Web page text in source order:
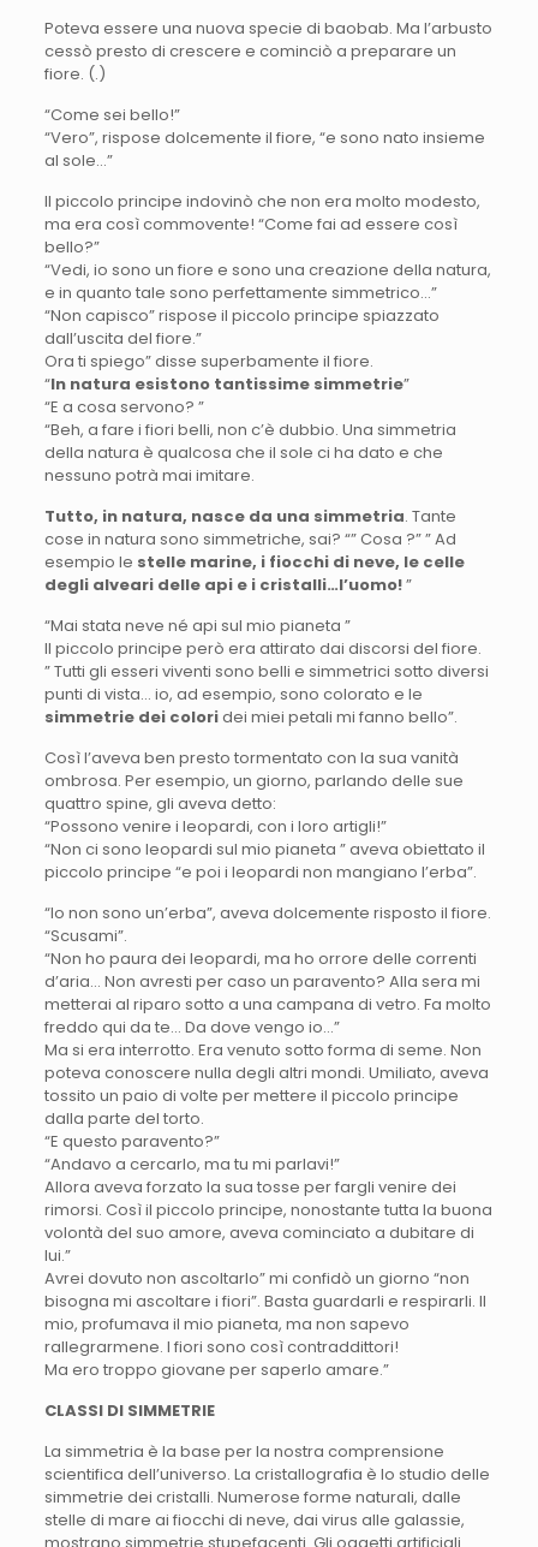
Poteva essere una nuova specie di baobab. Ma l’arbusto
cessò presto di crescere e cominciò a preparare un
fiore. (.)
“Come sei bello!”
“Vero”, rispose dolcemente il fiore, “e sono nato insieme
al sole…”
Il piccolo principe indovinò che non era molto modesto,
ma era così commovente! “Come fai ad essere così
bello?”
“Vedi, io sono un fiore e sono una creazione della natura,
e in quanto tale sono perfettamente simmetrico…”
“Non capisco” rispose il piccolo principe spiazzato
dall’uscita del fiore.”
Ora ti spiego” disse superbamente il fiore.
“In natura esistono tantissime simmetrie”
“E a cosa servono? ”
“Beh, a fare i fiori belli, non c’è dubbio. Una simmetria
della natura è qualcosa che il sole ci ha dato e che
nessuno potrà mai imitare.
Tutto, in natura, nasce da una simmetria. Tante
cose in natura sono simmetriche, sai? “” Cosa ?” ” Ad
esempio le stelle marine, i fiocchi di neve, le celle
degli alveari delle api e i cristalli…l’uomo!”
“Mai stata neve né api sul mio pianeta ”
Il piccolo principe però era attirato dai discorsi del fiore.
” Tutti gli esseri viventi sono belli e simmetrici sotto diversi
punti di vista… io, ad esempio, sono colorato e le
simmetrie dei coloridei miei petali mi fanno bello”.
Così l’aveva ben presto tormentato con la sua vanità
ombrosa. Per esempio, un giorno, parlando delle sue
quattro spine, gli aveva detto:
“Possono venire i leopardi, con i loro artigli!”
“Non ci sono leopardi sul mio pianeta ” aveva obiettato il
piccolo principe “e poi i leopardi non mangiano l’erba”.
“Io non sono un’erba”, aveva dolcemente risposto il fiore.
“Scusami”.
“Non ho paura dei leopardi, ma ho orrore delle correnti
d’aria… Non avresti per caso un paravento? Alla sera mi
metterai al riparo sotto a una campana di vetro. Fa molto
freddo qui da te… Da dove vengo io…”
Ma si era interrotto. Era venuto sotto forma di seme. Non
poteva conoscere nulla degli altri mondi. Umiliato, aveva
tossito un paio di volte per mettere il piccolo principe
dalla parte del torto.
“E questo paravento?”
“Andavo a cercarlo, ma tu mi parlavi!”
Allora aveva forzato la sua tosse per fargli venire dei
rimorsi. Così il piccolo principe, nonostante tutta la buona
volontà del suo amore, aveva cominciato a dubitare di
lui.”
Avrei dovuto non ascoltarlo” mi confidò un giorno “non
bisogna mi ascoltare i fiori”. Basta guardarli e respirarli. Il
mio, profumava il mio pianeta, ma non sapevo
rallegrarmene. I fiori sono così contraddittori!
Ma ero troppo giovane per saperlo amare.”
CLASSI DI SIMMETRIE
La simmetria è la base per la nostra comprensione
scientifica dell’universo. La cristallografia è lo studio delle
simmetrie dei cristalli. Numerose forme naturali, dalle
stelle di mare ai fiocchi di neve, dai virus alle galassie,
mostrano simmetrie stupefacenti. Gli oggetti artificiali